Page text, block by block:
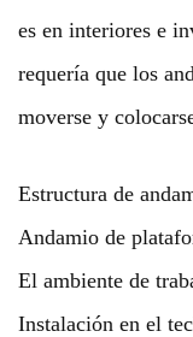
es en interiores e
requería que los
moverse y
Estructura de
Andamio de
El ambiente de
Instalación en el